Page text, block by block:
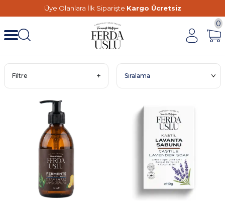
Üye Olanlara İlk Siparişte Kargo Ücretsiz
0
Filtre